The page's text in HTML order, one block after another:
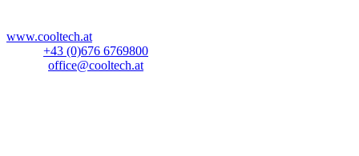
www.cooltech.at
+43 (0)676 6769800
office@cooltech.at